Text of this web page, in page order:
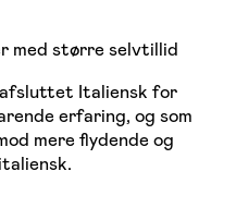
med større selvtillid
Italiensk for
erfaring, og som
mere flydende og